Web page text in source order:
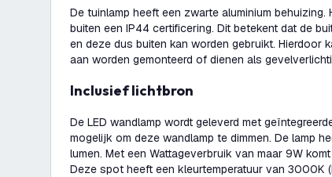
De tuinlamp heeft een zwarte aluminium behuizing.
buiten een IP44 certificering. Dit betekent dat de
en deze dus buiten kan worden gebruikt. Hierdoor
aan worden gemonteerd of dienen als
Inclusief lichtbron
De LED wandlamp wordt geleverd met
mogelijk om deze wandlamp te dimmen. De lamp
lumen. Met een Wattageverbruik van maar 9W
Deze spot heeft een kleurtemperatuur van 3000K